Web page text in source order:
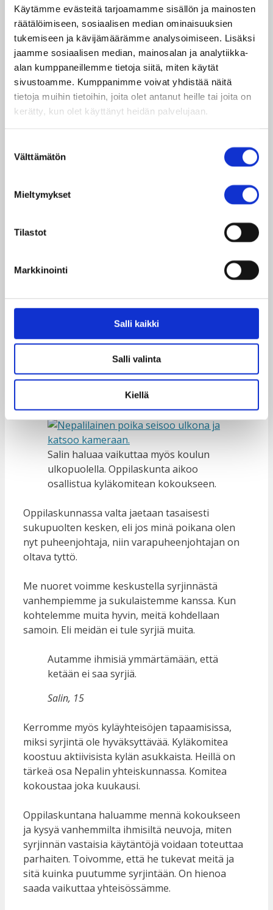
Käytämme evästeitä tarjoamamme sisällön ja mainosten
räätälöimiseen, sosiaalisen median ominaisuuksien
tukemiseen ja kävijämäärämme analysoimiseen. Lisäksi
jaamme sosiaalisen median, mainosalan ja analytiikka-
alan kumppaneillemme tietoja siitä, miten käytät
sivustoamme. Kumppanimme voivat yhdistää näitä
tietoja muihin tietoihin, joita olet antanut heille tai joita on
kerätty, kun olet käyttänyt heidän palvelujaan.
valinta
Välttämätön
Mieltymykset
Tilastot
Markkinointi
Salli kaikki
Salli valinta
Kiellä
viettää aikaa ja jutella. Jotkut eivät siis juttele
heidän kanssaan, koska pelkäävät muiden
paheksuntaa ja tuomitsemista. Sukupuoleen
perustuva syrjintä on iso ongelma.
Syrjintää on myös kastin perusteella, ja erityisesti
vanhemmat ihmiset ajattelevat, että ihmisiä voi
kohdella eri tavalla kastin tai uskonnon
perusteella. Esimerkiksi ylempää kastia olevat
Meidän koulussa kastiin perustuvaa syrjintää ei
omassa yhteisössä
Me nuoret voimme muuttaa ihmisten
ajattelutapoja. Oppilaskunnalla on siinä tärkeä
rooli. Voimme esimerkiksi tehdä kyselyn
syrjinnän muodoista. Sitten keskustelemme
oppilaskunnan kanssa kyselyn tuloksista,
keksimme ideoita syrjintään puuttumiseen ja
Salin haluaa vaikuttaa myös koulun
ulkopuolella. Oppilaskunta aikoo
osallistua kyläkomitean kokoukseen.
Oppilaskunnassa valta jaetaan tasaisesti
sukupuolten kesken, eli jos minä poikana olen
nyt puheenjohtaja, niin varapuheenjohtajan on
oltava tyttö.
Me nuoret voimme keskustella syrjinnästä
vanhempiemme ja sukulaistemme kanssa. Kun
kohtelemme muita hyvin, meitä kohdellaan
samoin. Eli meidän ei tule syrjiä muita.
Autamme ihmisiä ymmärtämään, että
ketään ei saa syrjiä.
Salin, 15
Kerromme myös kyläyhteisöjen tapaamisissa,
miksi syrjintä ole hyväksyttävää. Kyläkomitea
koostuu aktiivisista kylän asukkaista. Heillä on
tärkeä osa Nepalin yhteiskunnassa. Komitea
kokoustaa joka kuukausi.
Oppilaskuntana haluamme mennä kokoukseen
ja kysyä vanhemmilta ihmisiltä neuvoja, miten
syrjinnän vastaisia käytäntöjä voidaan toteuttaa
parhaiten. Toivomme, että he tukevat meitä ja
sitä kuinka puutumme syrjintään. On hienoa
saada vaikuttaa yhteisössämme.